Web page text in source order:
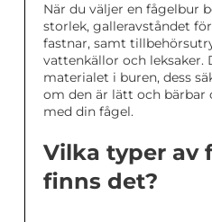
När du väljer en fågelbur
storlek, galleravståndet
fastnar, samt
vattenkällor och leksaker.
materialet i buren, dess
om den är lätt och bärbar
med din fågel.
Vilka typer av
finns det?